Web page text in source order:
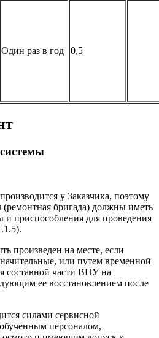
Один раз в год 0,5
у Заказчика, поэтому
бригада) должны иметь
приспособления для проведения
произведен на месте, если
или путем временной
части ВНУна
ее восстановлением после
силами сервисной
персоналом,